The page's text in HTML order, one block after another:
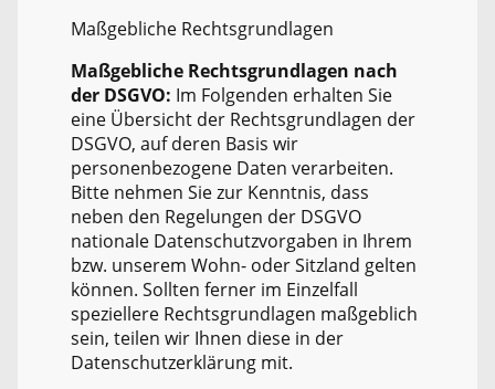
Maßgebliche Rechtsgrundlagen
Maßgebliche Rechtsgrundlagen nach
der DSGVO: Im Folgenden erhalten Sie
eine Übersicht der Rechtsgrundlagen der
DSGVO, auf deren Basis wir
personenbezogene Daten verarbeiten.
Bitte nehmen Sie zur Kenntnis, dass
neben den Regelungen der DSGVO
nationale Datenschutzvorgaben in Ihrem
bzw. unserem Wohn- oder Sitzland gelten
können. Sollten ferner im Einzelfall
speziellere Rechtsgrundlagen maßgeblich
sein, teilen wir Ihnen diese in der
Datenschutzerklärung mit.